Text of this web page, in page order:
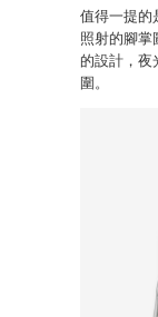
值得一提的
照射的腳掌
的設計，夜
圍。